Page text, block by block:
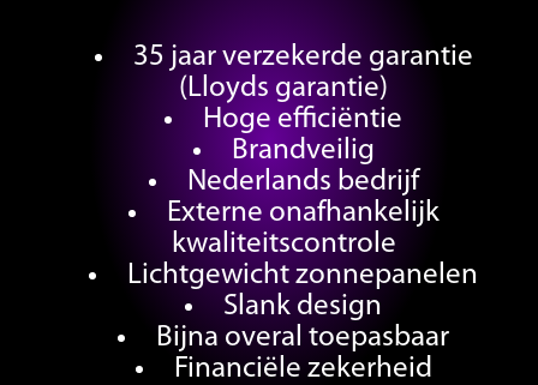
35 jaar verzekerde garantie
(Lloyds garantie)
Hoge efficiëntie
Brandveilig
Nederlands bedrijf
Externe onafhankelijk
kwaliteitscontrole
Lichtgewicht zonnepanelen
Slank design
Bijna overal toepasbaar
Financiële zekerheid